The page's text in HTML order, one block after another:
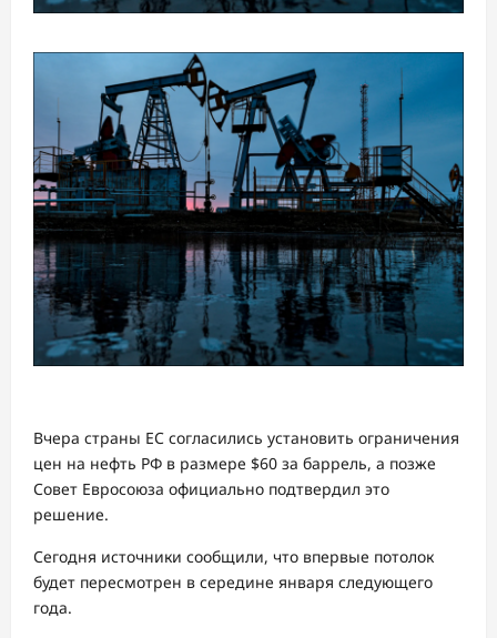
Вчера страны ЕС согласились установить ограничения
цен на нефть РФ в размере $60 за баррель, а позже
Совет Евросоюза официально подтвердил это
решение.
Сегодня источники сообщили, что впервые потолок
будет пересмотрен в середине января следующего
года.